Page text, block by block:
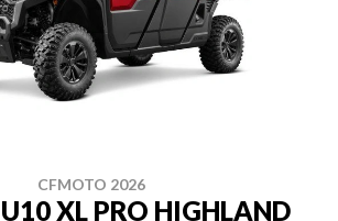
CFMOTO 2026
XL PRO HIGHLAND